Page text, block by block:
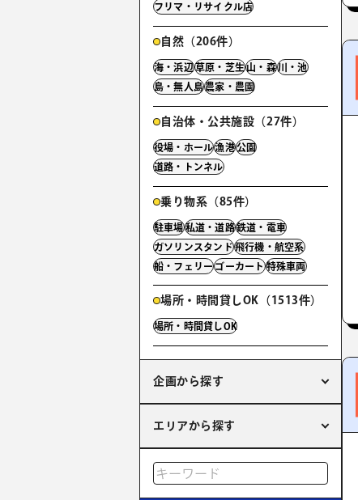
フリマ・リサイクル店
自然（206件）
海・浜辺草原・芝生山・森川・池
島・無人島農家・農園
自治体・公共施設（27件）
役場・ホール漁港公園
道路・トンネル
乗り物系（85件）
駐車場私道・道路鉄道・電車
ガソリンスタンド飛行機・航空系
船・フェリーゴーカート特殊車両
場所・時間貸しOK（1513件）
場所・時間貸しOK
企画から探す
エリアから探す